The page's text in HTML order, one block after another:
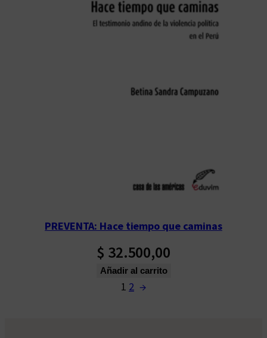
PREVENTA: Hace tiempo que caminas
$ 32.500,00
Añadir al carrito
1 2 →